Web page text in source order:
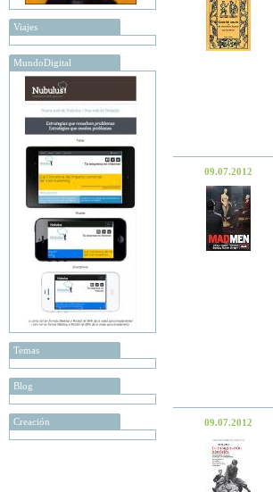
Viajes
MundoDigital
Temas
Blog
Creación
09.07.2012
09.07.2012